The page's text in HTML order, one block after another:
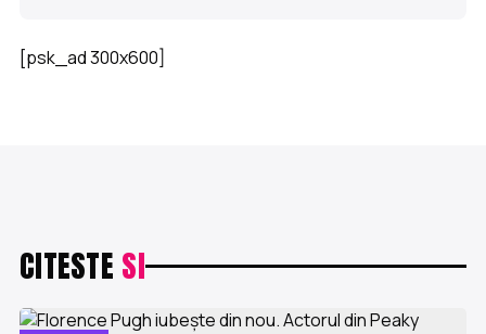
[psk_ad 300x600]
CITESTE SI